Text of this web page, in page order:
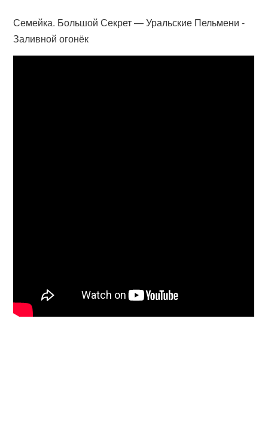
Семейка. Большой Секрет — Уральские Пельмени -
Заливной огонёк